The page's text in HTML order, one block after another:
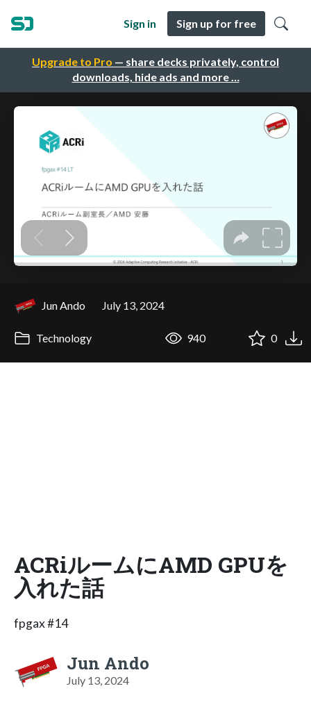
Upgrade to Pro — share decks privately, control
downloads, hide ads and more …
Sign in Sign up for free
Jun Ando July 13, 2024
Technology 940 0
ACRiルームにAMD GPUを
入れた話
fpgax #14
Jun Ando
July 13, 2024